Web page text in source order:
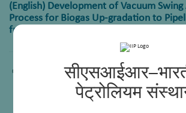
पेट्रोलियम
(English) Development of Vacuum
Process for Biogas Up-gradation to
from Raw Biogas
Content not available.